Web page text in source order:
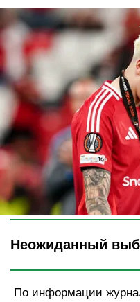
Неожиданный
По информации